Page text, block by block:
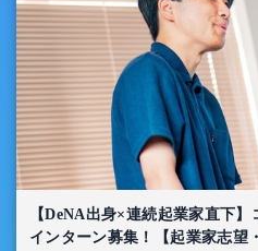
【DeNA出身×連続起業家直下
インターン募集！【起業家志望